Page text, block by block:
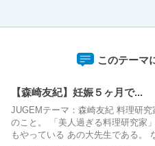
このテーマ
【森崎友紀】妊娠５ヶ月で...
JUGEMテーマ：森崎友紀 料理研
のこと。 「美人過ぎる料理研究家
もやっている あの大先生である。